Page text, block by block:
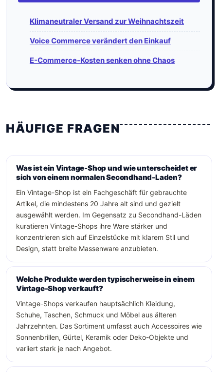
Klimaneutraler Versand zur Weihnachtszeit
Voice Commerce verändert den Einkauf
E-Commerce-Kosten senken ohne Chaos
HÄUFIGE FRAGEN
Was ist ein Vintage-Shop und wie unterscheidet er
sich von einem normalen Secondhand-Laden?
Ein Vintage-Shop ist ein Fachgeschäft für gebrauchte
Artikel, die mindestens 20 Jahre alt sind und gezielt
ausgewählt werden. Im Gegensatz zu Secondhand-Läden
kuratieren Vintage-Shops ihre Ware stärker und
konzentrieren sich auf Einzelstücke mit klarem Stil und
Design, statt breite Massenware anzubieten.
Welche Produkte werden typischerweise in einem
Vintage-Shop verkauft?
Vintage-Shops verkaufen hauptsächlich Kleidung,
Schuhe, Taschen, Schmuck und Möbel aus älteren
Jahrzehnten. Das Sortiment umfasst auch Accessoires wie
Sonnenbrillen, Gürtel, Keramik oder Deko-Objekte und
variiert stark je nach Angebot.